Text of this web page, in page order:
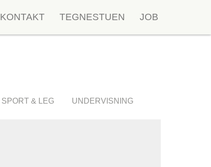
KONTAKT TEGNESTUEN JOB
SPORT & LEG UNDERVISNING